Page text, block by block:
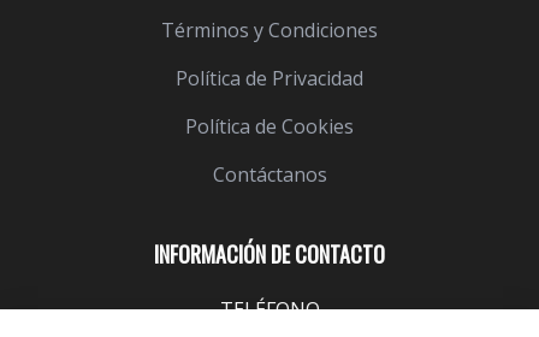
INFORMACIÓN DE CONTACTO
TELÉFONO
Términos y Condiciones
Política de Privacidad
Política de Cookies
Contáctanos